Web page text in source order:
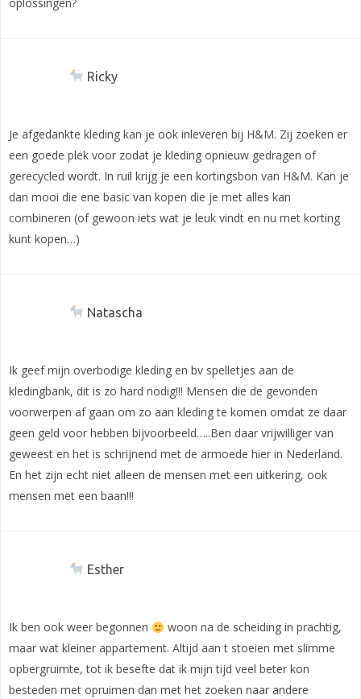
Ricky
Je afgedankte kleding kan je ook inleveren bij H&M. Zij zoeken er
een goede plek voor zodat je kleding opnieuw gedragen of
gerecycled wordt. In ruil krijg je een kortingsbon van H&M. Kan je
dan mooi die ene basic van kopen die je met alles kan
combineren (of gewoon iets wat je leuk vindt en nu met korting
kunt kopen…)
Natascha
Ik geef mijn overbodige kleding en bv spelletjes aan de
kledingbank, dit is zo hard nodig!!! Mensen die de gevonden
voorwerpen af gaan om zo aan kleding te komen omdat ze daar
geen geld voor hebben bijvoorbeeld…..Ben daar vrijwilliger van
geweest en het is schrijnend met de armoede hier in Nederland.
En het zijn echt niet alleen de mensen met een uitkering, ook
mensen met een baan!!!
Esther
Ik ben ook weer begonnen
woon na de scheiding in prachtig,
maar wat kleiner appartement. Altijd aan t stoeien met slimme
opbergruimte, tot ik besefte dat ik mijn tijd veel beter kon
besteden met opruimen dan met het zoeken naar andere